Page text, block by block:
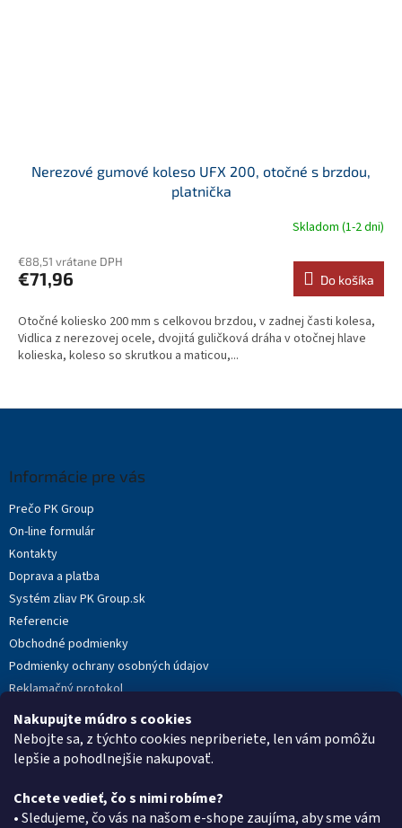
Nakupujte múdro s cookies
Nebojte sa, z týchto cookies nepriberiete, len vám pomôžu
lepšie a pohodlnejšie nakupovať.
Chcete vedieť, čo s nimi robíme?
• Sledujeme, čo vás na našom e-shope zaujíma, aby sme vám
Nerezové gumové koleso UFX 200, otočné s brzdou,
platnička
Skladom (1-2 dni)
€88,51 vrátane DPH
€71,96 Do košíka
Otočné koliesko 200 mm s celkovou brzdou, v zadnej časti kolesa,
Vidlica z nerezovej ocele, dvojitá guličková dráha v otočnej hlave
kolieska, koleso so skrutkou a maticou,...
Informácie pre vás
Prečo PK Group
On-line formulár
Kontakty
Doprava a platba
Systém zliav PK Group.sk
Referencie
Obchodné podmienky
Podmienky ochrany osobných údajov
Reklamačný protokol
Novinky
Moja objednávka
Kontakt